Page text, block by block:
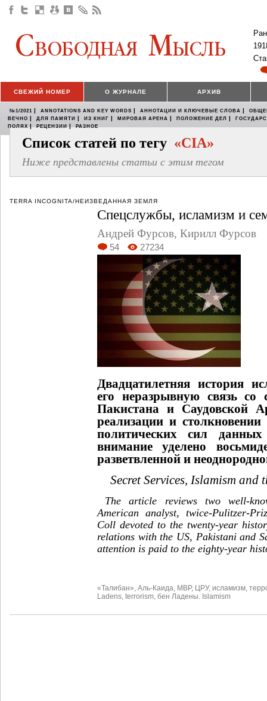
СВЕЖИЙ НОМЕР О ЖУРНАЛЕ АРХИВ
№1/2021 | ANNOTATIONS AND KEY WORDS | АННОТАЦИИ И КЛЮЧЕВЫЕ СЛОВА |
ВЕЧНО | ДЛЯ ПАМЯТИ | ИЗ КНИГ | МИРОВАЯ АРЕНА | ПОЛОЖЕНИЕ ДЕЛ |
ПОЛЯХ | РЕЦЕНЗИИ | РАЗНОЕ
Список статей по тегу «CIA»
Ниже представлены статьи с этим тегом
TERRA INCOGNITA/НЕИЗВЕДАННАЯ ЗЕМЛЯ
Спецслужбы, исламизм и
Андрей Фурсов, Кирилл Фурсов
54 27234
Двадцатилетняя история
его неразрывную связь
Пакистана и Саудовской
реализации и
политических сил данных
внимание уделено
разветвленной и
Secret Services, Islamism and
The article reviews two well-
American analyst, twice-Pulitzer-
Coll devoted to the twenty-year
relations with the US, Pakistani and
attention is paid to the eighty-year
«Талибан» Аль-Каида МВР, ЦРУ, исламизм
Ladens terrorism бен Ладены. Islamism